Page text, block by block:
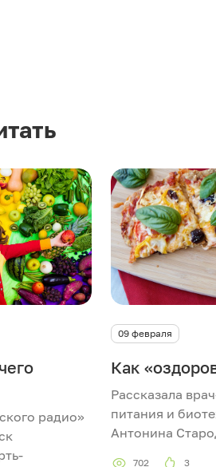
радио»
09 февраля
Как
Рассказала
питания и
Антонина
702 3